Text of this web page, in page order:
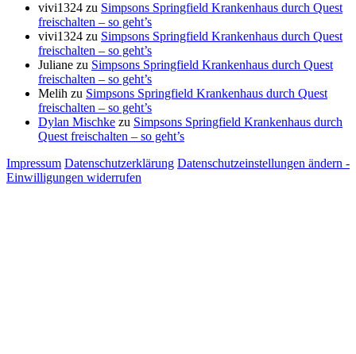
vivi1324 zu Simpsons Springfield Krankenhaus durch Quest
freischalten – so geht’s
vivi1324 zu Simpsons Springfield Krankenhaus durch Quest
freischalten – so geht’s
Juliane zu Simpsons Springfield Krankenhaus durch Quest
freischalten – so geht’s
Melih zu Simpsons Springfield Krankenhaus durch Quest
freischalten – so geht’s
Dylan Mischke zu Simpsons Springfield Krankenhaus durch
Quest freischalten – so geht’s
Impressum Datenschutzerklärung Datenschutzeinstellungen ändern -
Einwilligungen widerrufen